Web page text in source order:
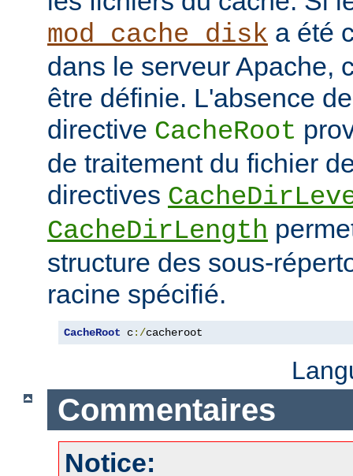
mod_cache_disk a été
dans le serveur Apache,
être définie. L'absence
directive CacheRoot
de traitement du fichier
directives
CacheDirLength
structure des sous-
racine spécifié.
CacheRoot c:/cacheroot
Commentaires
Notice: